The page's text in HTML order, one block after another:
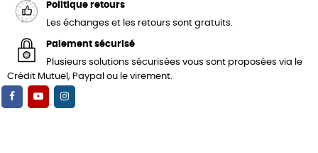
Politique retours
Les échanges et les retours sont gratuits.
Paiement sécurisé
Plusieurs solutions sécurisées vous sont proposées via le
Crédit Mutuel, Paypal ou le virement.